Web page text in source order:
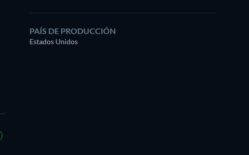
PAÍS DE PRODUCCIÓN
Estados Unidos